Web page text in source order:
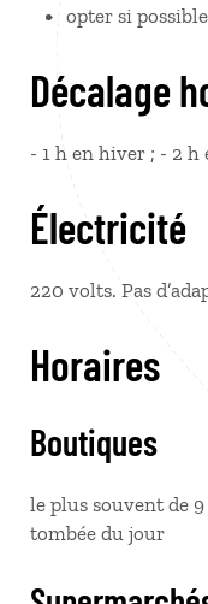
opter si
Décalage
- 1 h en hiver ; - 2 h
Électricité
220 volts. Pas
Horaires
Boutiques
le plus souvent de 9
tombée du jour